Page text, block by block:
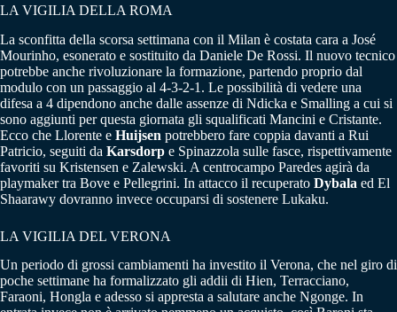
LA VIGILIA DELLA ROMA
La sconfitta della scorsa settimana con il Milan è costata cara a José
Mourinho, esonerato e sostituito da Daniele De Rossi. Il nuovo tecnico
potrebbe anche rivoluzionare la formazione, partendo proprio dal
modulo con un passaggio al 4-3-2-1. Le possibilità di vedere una
difesa a 4 dipendono anche dalle assenze di Ndicka e Smalling a cui si
sono aggiunti per questa giornata gli squalificati Mancini e Cristante.
Ecco che Llorente e Huijsen potrebbero fare coppia davanti a Rui
Patricio, seguiti da Karsdorp e Spinazzola sulle fasce, rispettivamente
favoriti su Kristensen e Zalewski. A centrocampo Paredes agirà da
playmaker tra Bove e Pellegrini. In attacco il recuperato Dybala ed El
Shaarawy dovranno invece occuparsi di sostenere Lukaku.
LA VIGILIA DEL VERONA
Un periodo di grossi cambiamenti ha investito il Verona, che nel giro di
poche settimane ha formalizzato gli addii di Hien, Terracciano,
Faraoni, Hongla e adesso si appresta a salutare anche Ngonge. In